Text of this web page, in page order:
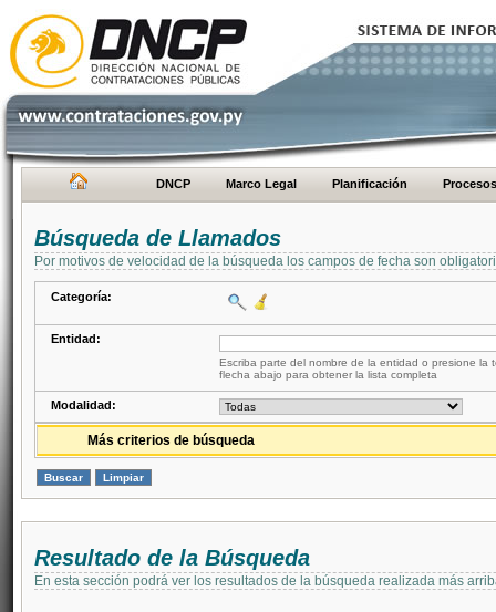
DNCP Marco Legal Planificación Procesos
Búsqueda de Llamados
Por motivos de velocidad de la búsqueda los campos de fecha son
Categoría:
Entidad:
Escriba parte del nombre de la entidad o presione la
flecha abajo para obtener la lista completa
Modalidad:
Más criterios de búsqueda
Resultado de la Búsqueda
En esta sección podrá ver los resultados de la búsqueda realizada más